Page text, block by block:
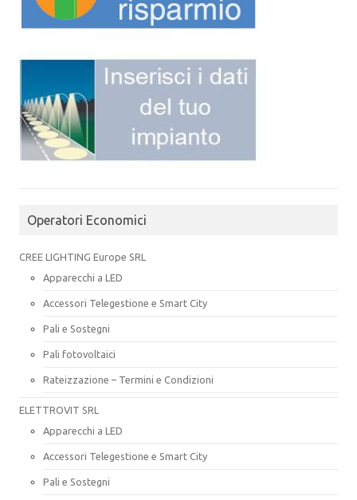
Operatori Economici
CREE LIGHTING Europe SRL
Apparecchi a LED
Accessori Telegestione e Smart City
Pali e Sostegni
Pali fotovoltaici
Rateizzazione – Termini e Condizioni
ELETTROVIT SRL
Apparecchi a LED
Accessori Telegestione e Smart City
Pali e Sostegni